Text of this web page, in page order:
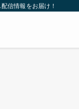
信情報をお届け！